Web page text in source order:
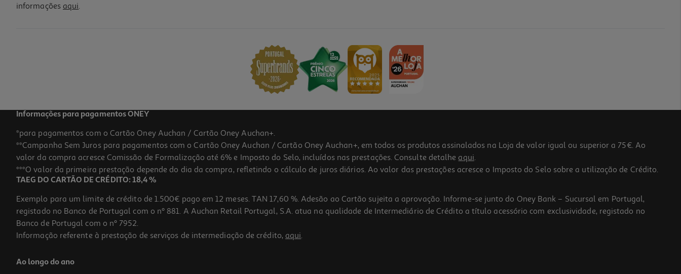
informações aqui.
Informações para pagamentos ONEY
*para pagamentos com o Cartão Oney Auchan / Cartão Oney Auchan+.
**Campanha Sem Juros para pagamentos com o Cartão Oney Auchan / Cartão Oney Auchan+, em todos os produtos assinalados na Loja de valor igual ou superior a 75€. Ao
valor da compra acresce Comissão de Formalização até 6% e Imposto do Selo, incluídos nas prestações. Consulte detalhe aqui.
***O valor da primeira prestação depende do dia da compra, refletindo o cálculo de juros diários. Ao valor das prestações acresce o Imposto do Selo sobre a utilização de Crédito.
TAEG DO CARTÃO DE CRÉDITO: 18,4 %
Exemplo para um limite de crédito de 1.500€ pago em 12 meses. TAN 17,60 %. Adesão ao Cartão sujeita a aprovação. Informe-se junto do Oney Bank – Sucursal em Portugal,
registado no Banco de Portugal com o nº 881. A Auchan Retail Portugal, S.A. atua na qualidade de Intermediário de Crédito a título acessório com exclusividade, registado no
Banco de Portugal com o nº 7952.
Informação referente à prestação de serviços de intermediação de crédito, aqui.
Ao longo do ano